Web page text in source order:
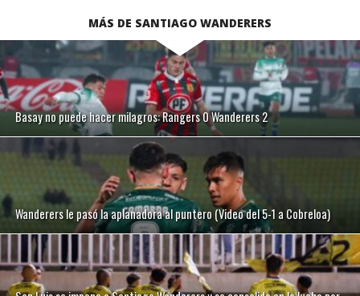
MÁS DE SANTIAGO WANDERERS
Basay no puede hacer milagros: Rangers 0 Wanderers 2
Wanderers le pasó la aplanadora al puntero (Video del 5-1 a Cobreloa)